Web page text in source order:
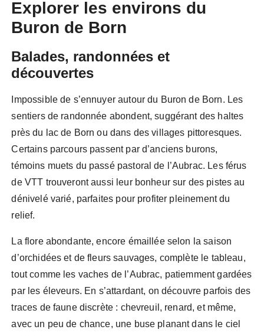
Explorer les environs du
Buron de Born
Balades, randonnées et
découvertes
Impossible de s’ennuyer autour du Buron de Born. Les
sentiers de randonnée abondent, suggérant des haltes
près du lac de Born ou dans des villages pittoresques.
Certains parcours passent par d’anciens burons,
témoins muets du passé pastoral de l’Aubrac. Les férus
de VTT trouveront aussi leur bonheur sur des pistes au
dénivelé varié, parfaites pour profiter pleinement du
relief.
La flore abondante, encore émaillée selon la saison
d’orchidées et de fleurs sauvages, complète le tableau,
tout comme les vaches de l’Aubrac, patiemment gardées
par les éleveurs. En s’attardant, on découvre parfois des
traces de faune discrète : chevreuil, renard, et même,
avec un peu de chance, une buse planant dans le ciel